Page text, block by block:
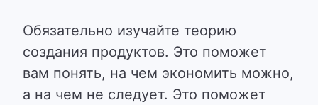
Обязательно изучайте теорию
создания продуктов. Это поможет
вам понять, на чем экономить можно,
а на чем не следует. Это поможет